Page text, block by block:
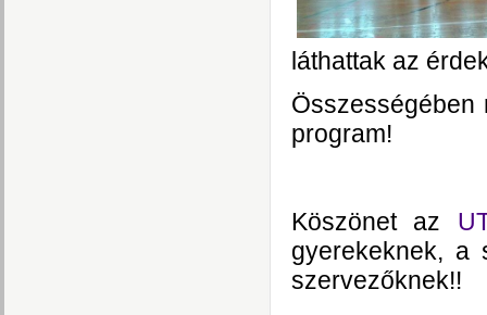
láthattak az
program!
Köszönet az
gyerekeknek, a
szervezőknek!!